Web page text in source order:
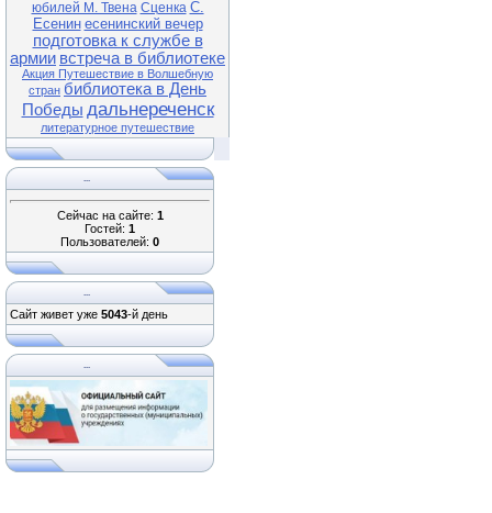
юбилей М. Твена Сценка С.
Есенин есенинский вечер
подготовка к службе в
армии встреча в библиотеке
Акция Путешествие в Волшебную
стран библиотека в День
Победы дальнереченск
литературное путешествие
...
Сейчас на сайте: 1
Гостей: 1
Пользователей: 0
...
Сайт живет уже 5043-й день
...